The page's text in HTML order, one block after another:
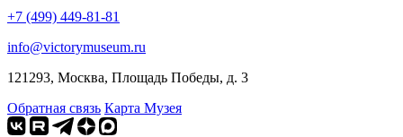
+7 (499) 449-81-81
info@victorymuseum.ru
121293, Москва, Площадь Победы, д. 3
Обратная связь Карта Музея